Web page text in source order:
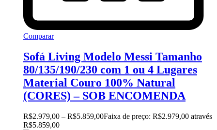
Comparar
Sofá Living Modelo Messi Tamanho
80/135/190/230 com 1 ou 4 Lugares
Material Couro 100% Natural
(CORES) – SOB ENCOMENDA
R$2.979,00 – R$5.859,00Faixa de preço: R$2.979,00 através
R$5.859,00